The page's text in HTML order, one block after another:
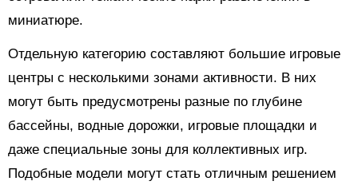
миниатюре.
Отдельную категорию составляют большие игровые
центры с несколькими зонами активности. В них
могут быть предусмотрены разные по глубине
бассейны, водные дорожки, игровые площадки и
даже специальные зоны для коллективных игр.
Подобные модели могут стать отличным решением